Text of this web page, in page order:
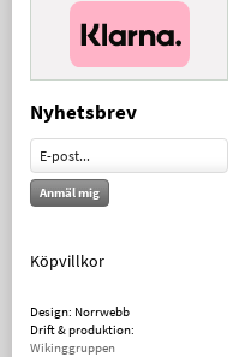
Nyhetsbrev
Anmäl mig
Köpvillkor
Design: Norrwebb
Drift & produktion:
Wikinggruppen